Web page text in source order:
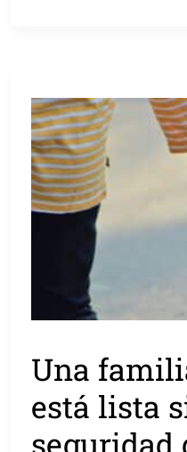
Una
está lista
seguridad